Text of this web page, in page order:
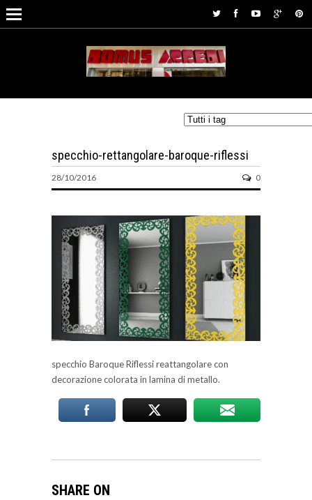
specchio-rettangolare-baroque-riflessi
28/10/2016 0
specchio Baroque Riflessi reattangolare con
decorazione colorata in lamina di metallo.
SHARE ON